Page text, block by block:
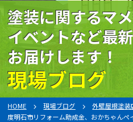
塗装に関するマ
イベントなど最
お届けします！
現場ブログ
HOME 現場ブログ 外壁屋根塗
度明石市リフォーム助成金、おかちゃん